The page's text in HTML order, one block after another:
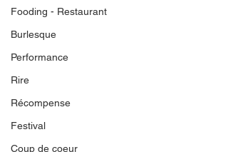
Fooding - Restaurant
Burlesque
Performance
Rire
Récompense
Festival
Coup de coeur